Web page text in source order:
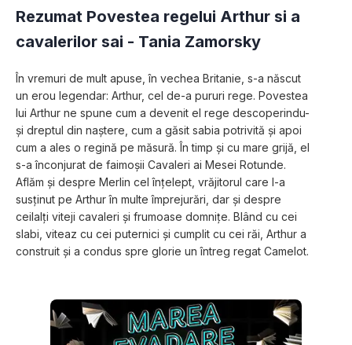
Rezumat Povestea regelui Arthur si a
cavalerilor sai - Tania Zamorsky
În vremuri de mult apuse, în vechea Britanie, s-a născut
un erou legendar: Arthur, cel de-a pururi rege. Povestea
lui Arthur ne spune cum a devenit el rege descoperindu-
şi dreptul din naştere, cum a găsit sabia potrivită şi apoi
cum a ales o regină pe măsură. În timp şi cu mare grijă, el
s-a înconjurat de faimoşii Cavaleri ai Mesei Rotunde.
Aflăm şi despre Merlin cel înţelept, vrăjitorul care l-a
susţinut pe Arthur în multe împrejurări, dar şi despre
ceilalţi viteji cavaleri şi frumoase domniţe. Blând cu cei
slabi, viteaz cu cei puternici şi cumplit cu cei răi, Arthur a
construit şi a condus spre glorie un întreg regat Camelot.